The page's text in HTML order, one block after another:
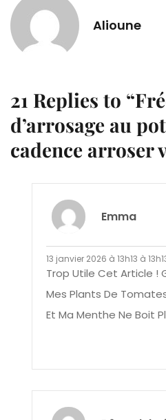
Alioune
21 Replies to
d’arrosage au
cadence arroser
Emma
13 janvier 2026 à 13h13 à
Trop Utile Cet Article !
Mes Plants De
Et Ma Menthe Ne Boit